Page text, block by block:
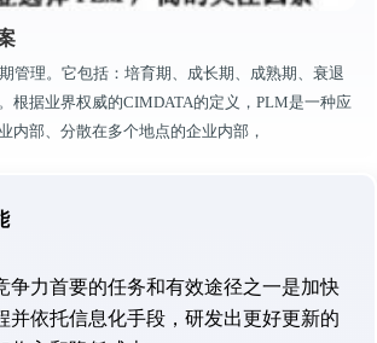
管理。它包括：培育期、成长期、成熟期、衰退
根据业界权威的CIMDATA的定义，PLM是一种应
内部、分散在多个地点的企业内部，
力首要的任务和有效途径之一是加快
并依托信息化手段，研发出更好更新的